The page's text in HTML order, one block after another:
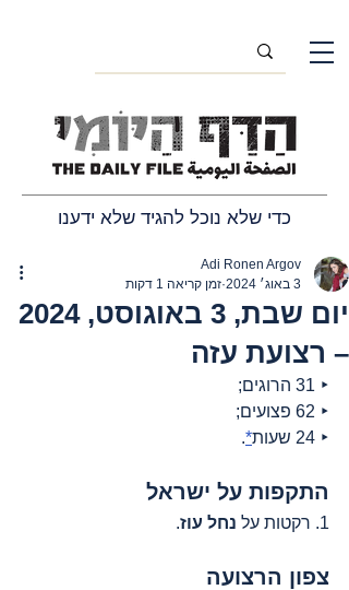
כדי שלא נוכל להגיד שלא ידענו
יום שבת, 3 באוגוסט, 2024
– רצועת עזה
Adi Ronen Argov
3 באוג׳ 2024
זמן קריאה 1 דקות
‣ 31 הרוגים;
‣ 62 פצועים;
‣ 24 שעות
*
.
התקפות על ישראל
1. רקטות על נחל עוז.
צפון הרצועה